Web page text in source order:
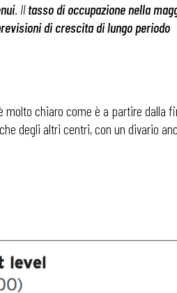
. Iltasso di occupazione nella
di crescita di lungo periodo
molto chiaro come è a partire dalla
degli altri centri, con un divario